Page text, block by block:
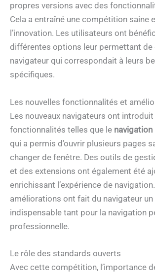
propres versions avec des
Cela a entraîné une compétition saine
l’innovation. Les utilisateurs ont
différentes options leur permettant de
navigateur qui correspondait à leurs
spécifiques.
Les nouvelles fonctionnalités et
Les nouveaux navigateurs ont introduit
fonctionnalités telles que le
qui a permis d’ouvrir plusieurs pages
changer de fenêtre. Des outils de
et des extensions ont également été
enrichissant l’expérience de
améliorations ont fait du navigateur un
indispensable tant pour la navigation
professionnelle.
Le rôle des standards ouverts
Avec cette compétition, l’importance